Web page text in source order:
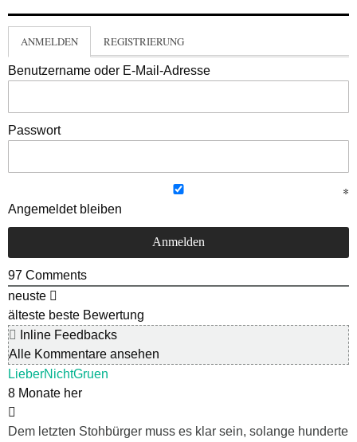
ANMELDEN REGISTRIERUNG
Benutzername oder E-Mail-Adresse
Passwort
Angemeldet bleiben
97 Comments
neuste
älteste beste Bewertung
Inline Feedbacks
Alle Kommentare ansehen
LieberNichtGruen
8 Monate her
Dem letzten Stohbürger muss es klar sein, solange hunderte